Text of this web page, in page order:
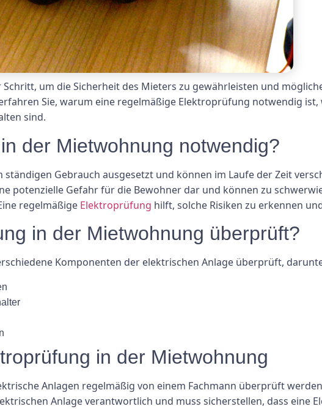
um die Sicherheit des Mieters zu gewährleisten und
Sie, warum eine regelmäßige Elektroprüfung notwendig ist,
sind.
der Mietwohnung notwendig?
Gebrauch ausgesetzt und können im Laufe der Zeit
potenzielle Gefahr für die Bewohner dar und können zu
regelmäßige Elektroprüfung hilft, solche Risiken zu erkennen
in der Mietwohnung überprüft?
Komponenten der elektrischen Anlage überprüft,
in der Mietwohnung
Anlagen regelmäßig von einem Fachmann überprüft
Anlage verantwortlich und muss sicherstellen, dass eine